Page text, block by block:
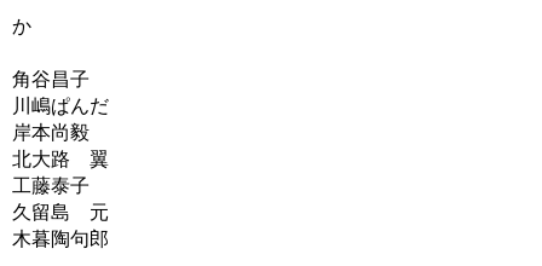
か
角谷昌子
川嶋ぱんだ
岸本尚毅
北大路 翼
工藤泰子
久留島 元
木暮陶句郎